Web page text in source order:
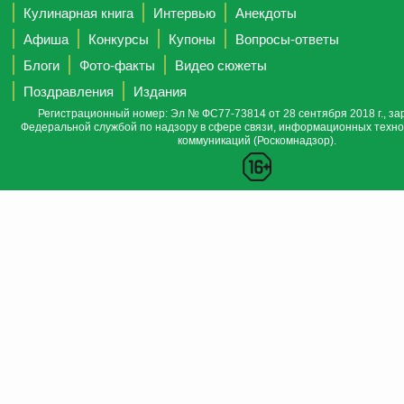
Кулинарная книга
Интервью
Анекдоты
Афиша
Конкурсы Купоны
Вопросы-ответы
Блоги
Фото-факты
Видео сюжеты
Поздравления
Издания
Регистрационный номер: Эл № ФС77-73814 от 28 сентября 2018 г.,
Федеральной службой по надзору в сфере связи, информационных
коммуникаций (Роскомнадзор).